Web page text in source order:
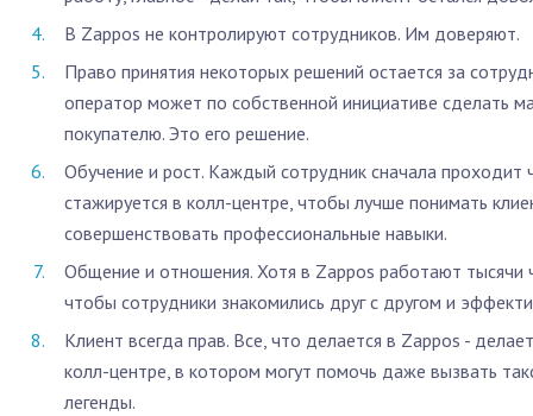
В Zappos не контролируют сотрудников. Им доверяют.
Право принятия некоторых решений остается за
оператор может по собственной инициативе сделать
покупателю. Это его решение.
Обучение и рост. Каждый сотрудник сначала проходит
стажируется в колл-центре, чтобы лучше понимать
совершенствовать профессиональные навыки.
Общение и отношения. Хотя в Zappos работают тысячи
чтобы сотрудники знакомились друг с другом и
Клиент всегда прав. Все, что делается в Zappos -
колл-центре, в котором могут помочь даже вызвать
легенды.